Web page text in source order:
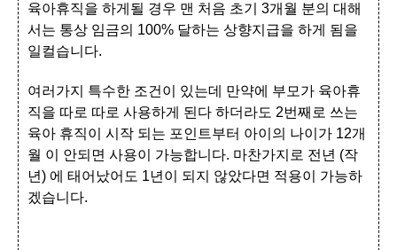
육아휴직을 하게될 경우 맨 처음 초기 3개월 분의 대해
서는 통상 임금의 100% 달하는 상향지급을 하게 됨을
일컬습니다.
여러가지 특수한 조건이 있는데 만약에 부모가 육아휴
직을 따로 따로 사용하게 된다 하더라도 2번째로 쓰는
육아 휴직이 시작 되는 포인트부터 아이의 나이가 12개
월 이 안되면 사용이 가능합니다. 마찬가지로 전년 (작
년) 에 태어났어도 1년이 되지 않았다면 적용이 가능하
겠습니다.